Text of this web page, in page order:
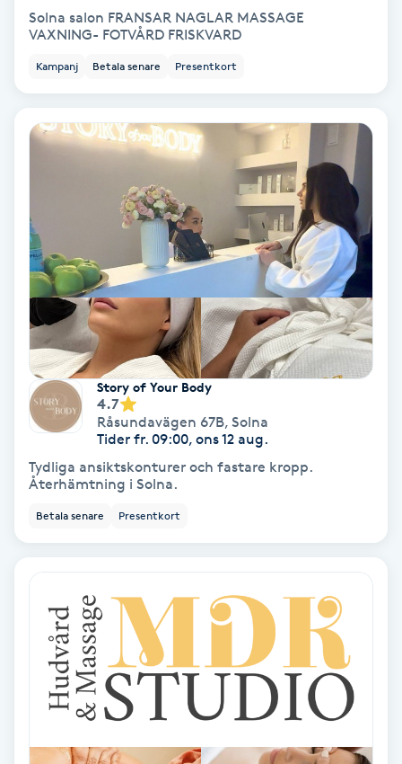
Hot Stone Massage
Hot yoga
Hudföryngring
Hudvård
Hyaluronsyra
Hyperhidros
Hypnos
Hårborttagning
Hårbottenbehandling
Hårvård
Hälsprickor
Idrottsmassage
Solna salon FRANSAR NAGLAR MASSAGE
VAXNING- FOTVÅRD FRISKVARD
Kampanj Betala senare Presentkort
Story of Your Body
4.7
Råsundavägen 67B, Solna
Tider fr. 09:00, ons 12 aug.
Tydliga ansiktskonturer och fastare kropp.
Återhämtning i Solna.
Betala senare Presentkort